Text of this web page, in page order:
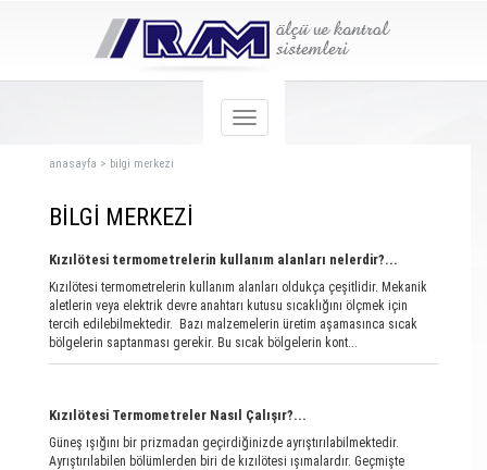
anasayfa > bilgi merkezi
BİLGİ MERKEZİ
Kızılötesi termometrelerin kullanım alanları nelerdir?...
Kızılötesi termometrelerin kullanım alanları oldukça çeşitlidir. Mekanik
aletlerin veya elektrik devre anahtarı kutusu sıcaklığını ölçmek için
tercih edilebilmektedir. Bazı malzemelerin üretim aşamasınca sıcak
bölgelerin saptanması gerekir. Bu sıcak bölgelerin kont...
Kızılötesi Termometreler Nasıl Çalışır?...
Güneş ışığını bir prizmadan geçirdiğinizde ayrıştırılabilmektedir.
Ayrıştırılabilen bölümlerden biri de kızılötesi ışımalardır. Geçmişte